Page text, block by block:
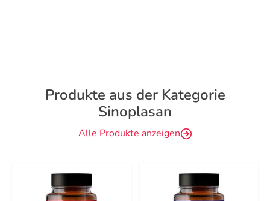
Produkte aus der Kategorie
Sinoplasan
Alle Produkte anzeigen